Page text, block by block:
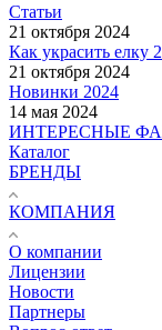
Статьи
21 октября 2024
Как украсить елку
21 октября 2024
Новинки 2024
14 мая 2024
ИНТЕРЕСНЫЕ
Каталог
БРЕНДЫ
КОМПАНИЯ
О компании
Лицензии
Новости
Партнеры